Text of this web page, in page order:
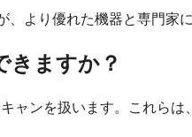
より優れた機器と専門家
きますか？
ンを扱います。これら